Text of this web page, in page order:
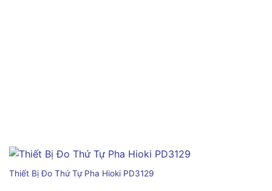
Thiết Bị Đo Thứ Tự Pha Hioki PD3129